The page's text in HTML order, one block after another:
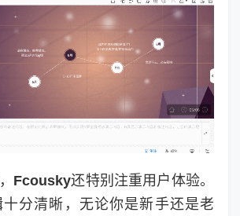
Fcousky还特别注重用户体验。
分清晰，无论你是新手还是老